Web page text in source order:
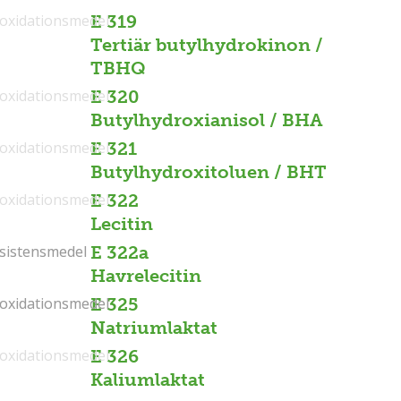
E 319
Tertiär butylhydrokinon /
TBHQ
E 320
Butylhydroxianisol / BHA
E 321
Butylhydroxitoluen / BHT
E 322
Lecitin
E 322a
Havrelecitin
E 325
Natriumlaktat
E 326
Kaliumlaktat